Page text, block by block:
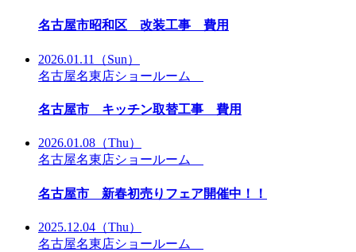
名古屋市昭和区 改装工事 費用
2026.01.11
（Sun）
名古屋名東店ショールーム
名古屋市 キッチン取替工事 費用
2026.01.08 （Thu）
名古屋名東店ショールーム
名古屋市 新春初売りフェア開催中！！
2025.12.04 （Thu）
名古屋名東店ショールーム